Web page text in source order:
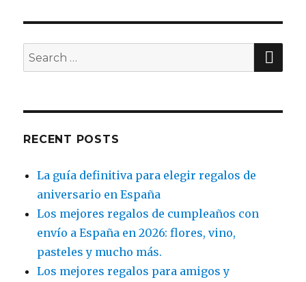
Search
for:
RECENT POSTS
La guía definitiva para elegir regalos de
aniversario en España
Los mejores regalos de cumpleaños con
envío a España en 2026: flores, vino,
pasteles y mucho más.
Los mejores regalos para amigos y